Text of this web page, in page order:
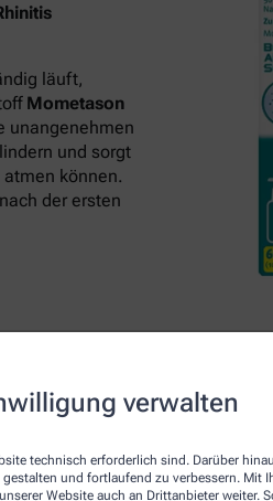
verwalten
technisch erforderlich sind. Darüber
und fortlaufend zu verbessern. Mit
Website auch an Drittanbieter weiter.
läuft,
Mometason
unangenehmen
und sorgt
können.
der ersten